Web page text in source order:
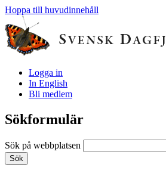
Hoppa till huvudinnehåll
Logga in
In English
Bli medlem
Sökformulär
Sök på webbplatsen